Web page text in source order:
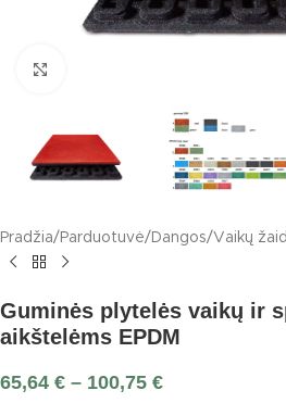
Pradžia/ Parduotuvė/ Dangos/Vaikų
Guminės plytelės vaikų ir
aikštelėms EPDM
65,64 € – 100,75 €